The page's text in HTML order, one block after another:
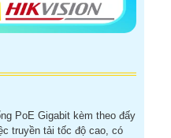
PoE Gigabit kèm theo đấy
truyền tải tốc độ cao, có